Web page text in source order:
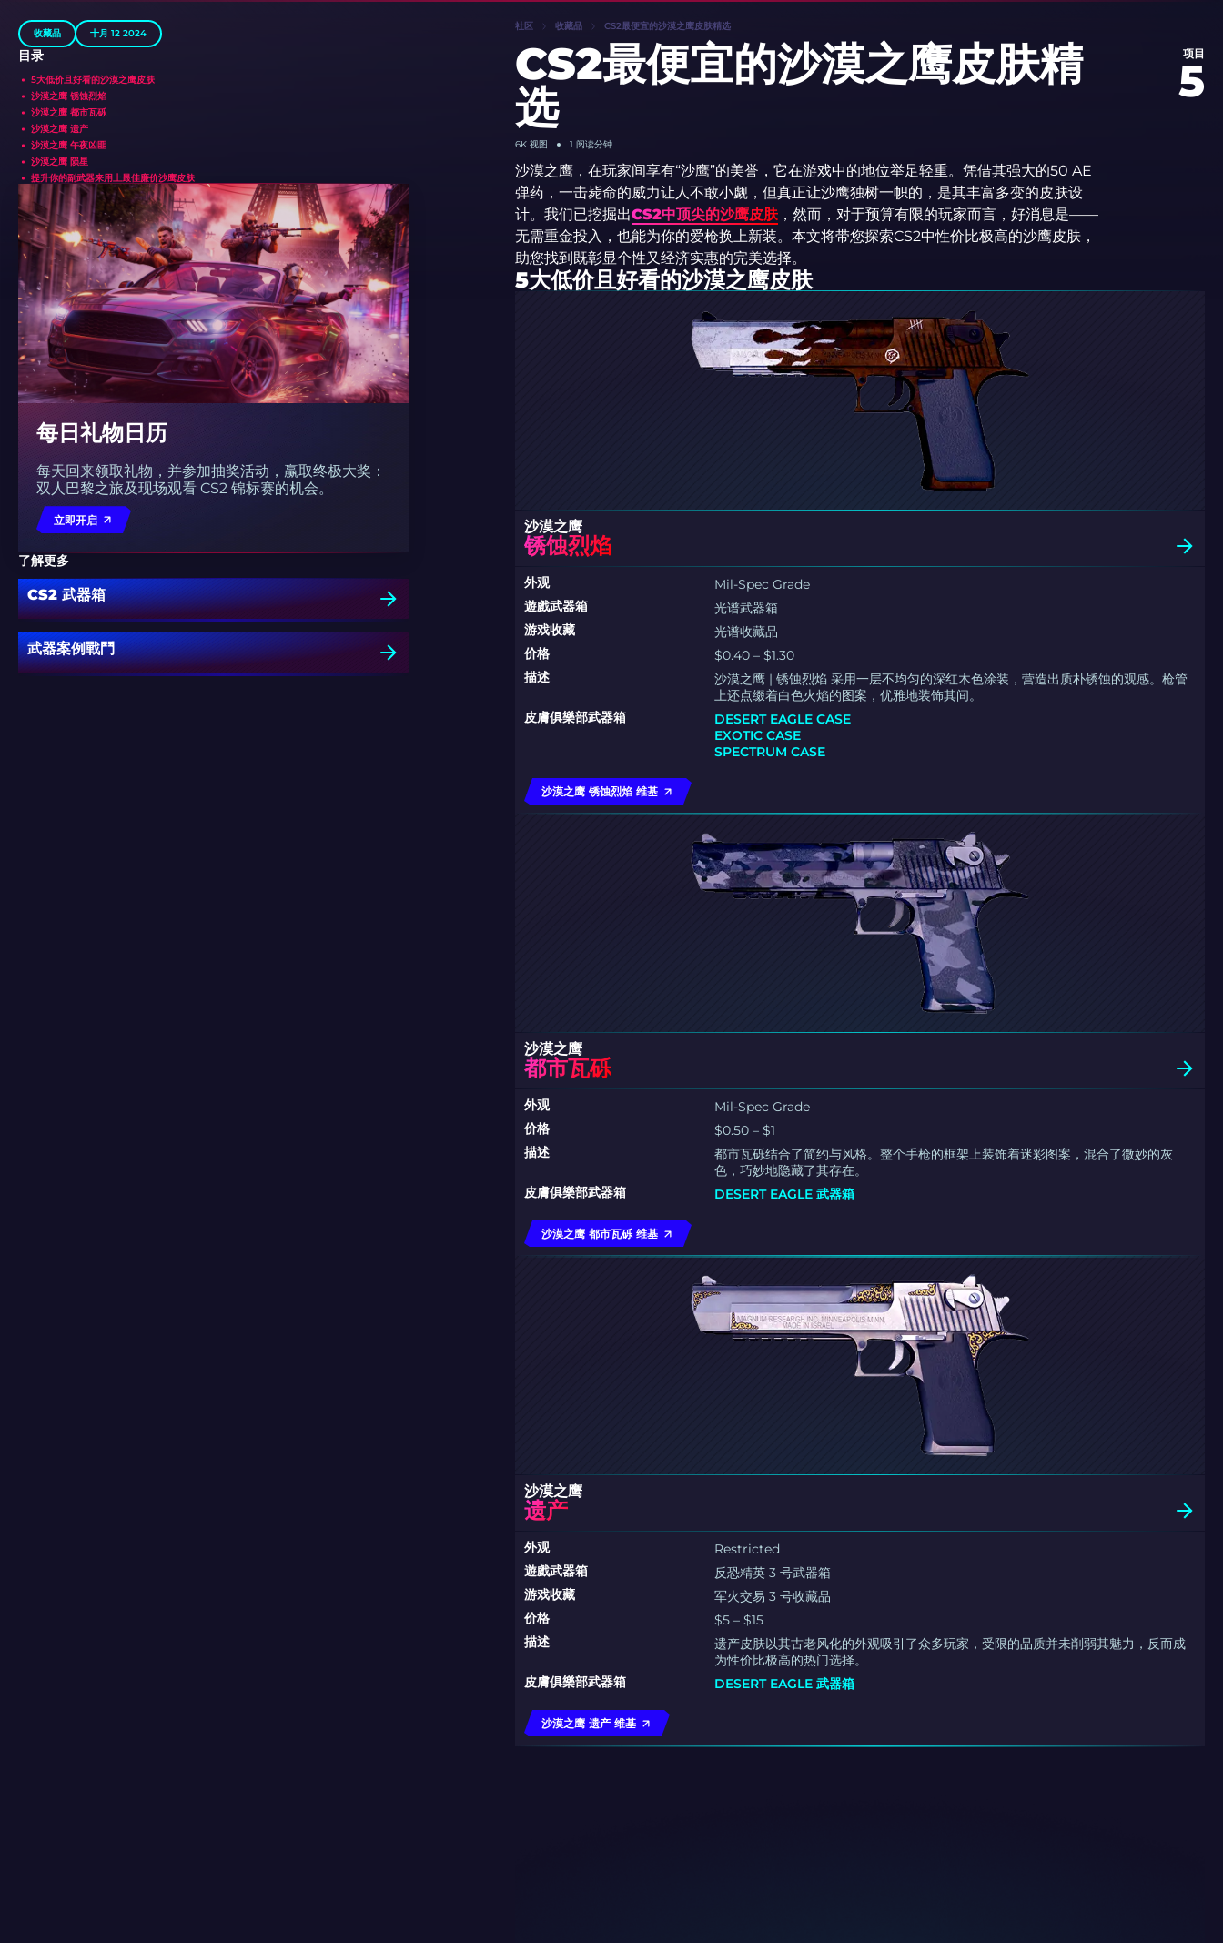
收藏品 十月 12 2024
目录
5大低价且好看的沙漠之鹰皮肤
沙漠之鹰 锈蚀烈焰
沙漠之鹰 都市瓦砾
沙漠之鹰 遗产
沙漠之鹰 午夜凶匪
沙漠之鹰 陨星
提升你的副武器来用上最佳廉价沙鹰皮肤
每日礼物日历
每天回来领取礼物，并参加抽奖活动，赢取终极大奖：
双人巴黎之旅及现场观看 CS2 锦标赛的机会。
立即开启
了解更多
CS2 武器箱
武器案例戰鬥
社区 收藏品 CS2最便宜的沙漠之鹰皮肤精选
CS2最便宜的沙漠之鹰皮肤精
选
项目
5
6K视图 1 阅读分钟
沙漠之鹰，在玩家间享有“沙鹰”的美誉，它在游戏中的地位举足轻重。凭借其强大的50 AE
弹药，一击毙命的威力让人不敢小觑，但真正让沙鹰独树一帜的，是其丰富多变的皮肤设
计。我们已挖掘出CS2中顶尖的沙鹰皮肤，然而，对于预算有限的玩家而言，好消息是——
无需重金投入，也能为你的爱枪换上新装。本文将带您探索CS2中性价比极高的沙鹰皮肤，
助您找到既彰显个性又经济实惠的完美选择。
5大低价且好看的沙漠之鹰皮肤
沙漠之鹰
锈蚀烈焰
外观
Mil-Spec Grade
遊戲武器箱
光谱武器箱
游戏收藏
光谱收藏品
价格
$0.40 – $1.30
描述
沙漠之鹰 | 锈蚀烈焰 采用一层不均匀的深红木色涂装，营造出质朴锈蚀的观感。枪管
上还点缀着白色火焰的图案，优雅地装饰其间。
皮膚俱樂部武器箱
DESERT EAGLE CASE
EXOTIC CASE
SPECTRUM CASE
沙漠之鹰 锈蚀烈焰 维基
沙漠之鹰
都市瓦砾
外观
Mil-Spec Grade
价格
$0.50 – $1
描述
都市瓦砾结合了简约与风格。整个手枪的框架上装饰着迷彩图案，混合了微妙的灰
色，巧妙地隐藏了其存在。
皮膚俱樂部武器箱
DESERT EAGLE 武器箱
沙漠之鹰 都市瓦砾 维基
沙漠之鹰
遗产
外观
Restricted
遊戲武器箱
反恐精英 3 号武器箱
游戏收藏
军火交易 3 号收藏品
价格
$5 – $15
描述
遗产皮肤以其古老风化的外观吸引了众多玩家，受限的品质并未削弱其魅力，反而成
为性价比极高的热门选择。
皮膚俱樂部武器箱
DESERT EAGLE 武器箱
沙漠之鹰 遗产 维基